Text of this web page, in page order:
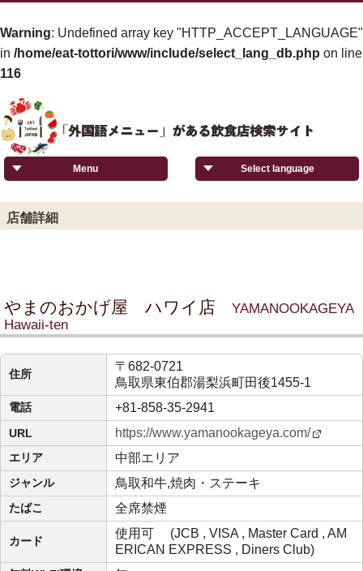
Warning: Undefined array key "HTTP_ACCEPT_LANGUAGE"
in /home/eat-tottori/www/include/select_lang_db.php on line
116
Select language
Menu
店舗詳細
やまのおかげ屋 ハワイ店
YAMANOOKAGEYA
Hawaii-ten
住所
〒682-0721
鳥取県東伯郡湯梨浜町田後1455-1
電話 +81-858-35-2941
URL https://www.yamanookageya.com/
エリア 中部エリア
ジャンル 鳥取和牛,焼肉・ステーキ
たばこ 全席禁煙
カード
使用可 (JCB , VISA , Master Card , AM
ERICAN EXPRESS , Diners Club)